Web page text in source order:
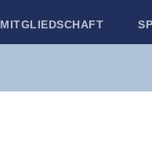
MIT­GLIED­SCHAFT